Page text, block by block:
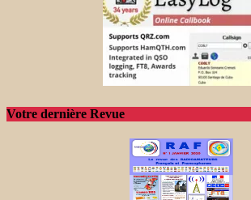
Votre dernière Revue